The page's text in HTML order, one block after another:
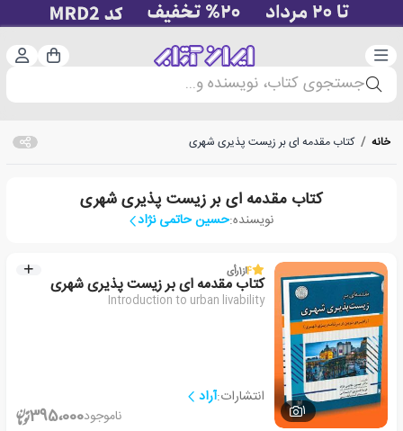
دسته‌بندی سبد
جستجوی کتاب، نویسنده و...
خانه / کتاب مقدمه ای بر زیست پذیری شهری
کتاب مقدمه ای بر زیست پذیری شهری
نویسنده:حسین حاتمی نژاد
1
4از1رأی
کتاب مقدمه ای بر زیست پذیری شهری
Introduction to urban livability
انتشارات:آراد
ناموجود395،000